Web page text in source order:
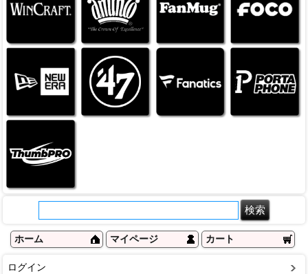
ホーム マイページ カート
ログイン